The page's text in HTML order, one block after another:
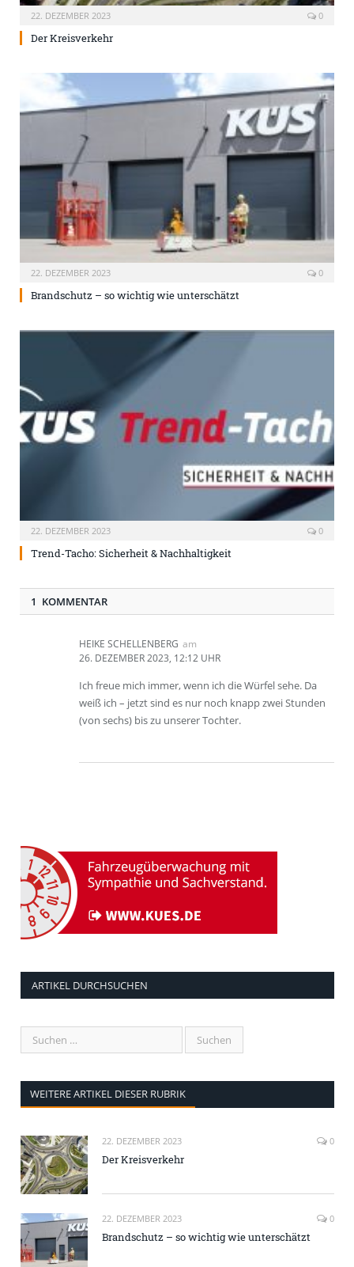
22. DEZEMBER 2023 0
Der Kreisverkehr
22. DEZEMBER 2023 0
Brandschutz – so wichtig wie unterschätzt
22. DEZEMBER 2023 0
Trend-Tacho: Sicherheit & Nachhaltigkeit
1 KOMMENTAR
HEIKE SCHELLENBERG am
26. DEZEMBER 2023, 12:12 UHR
Ich freue mich immer, wenn ich die Würfel sehe. Da
weiß ich – jetzt sind es nur noch knapp zwei Stunden
(von sechs) bis zu unserer Tochter.
ARTIKEL DURCHSUCHEN
WEITERE ARTIKEL DIESER RUBRIK
22. DEZEMBER 2023 0
Der Kreisverkehr
22. DEZEMBER 2023 0
Brandschutz – so wichtig wie unterschätzt